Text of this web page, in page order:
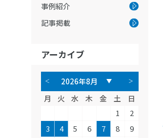
事例紹介
記事掲載
アーカイブ
月 火 水 木 金 土
日
1
2
3
4 5 6 7 8
9